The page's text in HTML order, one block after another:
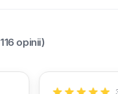
opinii)